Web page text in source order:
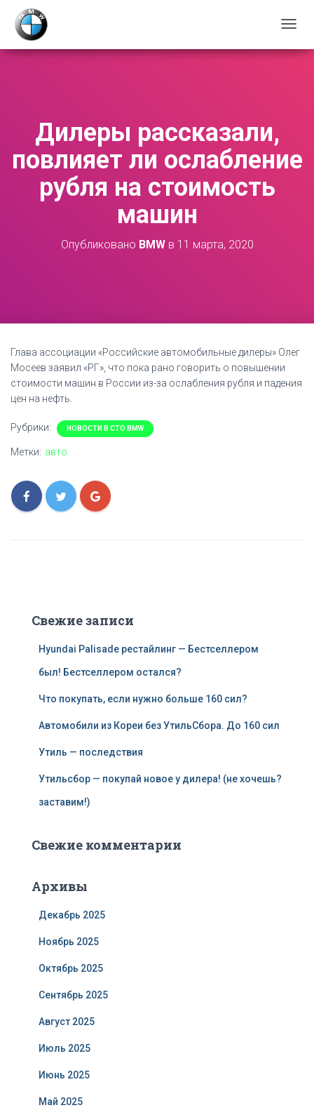
Е
Т
Ь
Дилеры рассказали,
повлияет ли ослабление
рубля на стоимость
машин
Опубликовано BMWв 11 марта, 2020
Глава ассоциации «Российские автомобильные дилеры» Олег
Мосеев заявил «РГ», что пока рано говорить о повышении
стоимости машин в России из-за ослабления рубля и падения
цен на нефть.
Рубрики: НОВОСТИ В СТО BMW
Метки: авто
Свежие записи
Hyundai Palisade рестайлинг — Бестселлером
был! Бестселлером остался?
Что покупать, если нужно больше 160 сил?
Автомобили из Кореи без УтильСбора. До 160 сил
Утиль — последствия
Утильсбор — покупай новое у дилера! (не хочешь?
заставим!)
Свежие комментарии
Архивы
Декабрь 2025
Ноябрь 2025
Октябрь 2025
Сентябрь 2025
Август 2025
Июль 2025
Июнь 2025
Май 2025